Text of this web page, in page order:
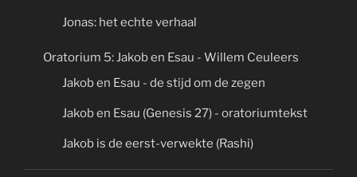
Jonas: het echte verhaal
Oratorium 5: Jakob en Esau - Willem Ceuleers
Jakob en Esau - de stijd om de zegen
Jakob en Esau (Genesis 27) - oratoriumtekst
Jakob is de eerst-verwekte (Rashi)